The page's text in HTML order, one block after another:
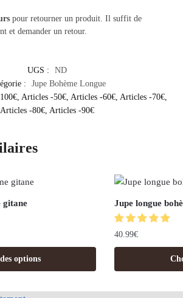
pour retourner un produit. Il suffit de
et demander un retour.
UGS :
ND
:
Jupe Bohème Longue
, Articles -50€, Articles -60€, Articles -70€,
Articles -80€, Articles -90€
gitane
options
Jupe longue
40.99€